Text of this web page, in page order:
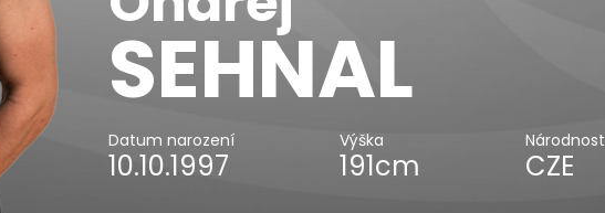
SEHNAL
Datum narození
10.10.1997
Výška
191cm
Národnost
CZE